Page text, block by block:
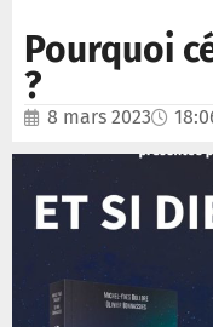
Pourquoi
?
8 mars 2023